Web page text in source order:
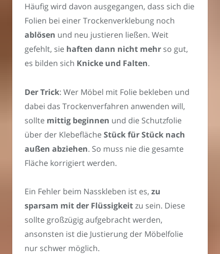
Häufig wird davon ausgegangen, dass sich die
Folien bei einer Trockenverklebung noch
ablösen und neu justieren ließen. Weit
gefehlt, sie haften dann nicht mehr so gut,
es bilden sich Knicke und Falten.
Der Trick: Wer Möbel mit Folie bekleben und
dabei das Trockenverfahren anwenden will,
sollte mittig beginnen und die Schutzfolie
über der Klebefläche Stück für Stück nach
außen abziehen. So muss nie die gesamte
Fläche korrigiert werden.
Ein Fehler beim Nasskleben ist es, zu
sparsam mit der Flüssigkeitzu sein. Diese
sollte großzügig aufgebracht werden,
ansonsten ist die Justierung der Möbelfolie
nur schwer möglich.